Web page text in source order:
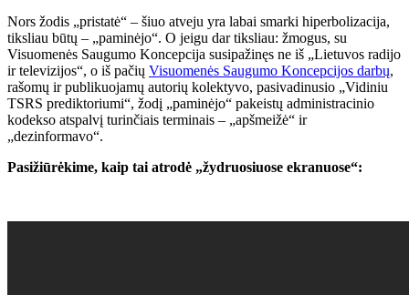
Nors žodis „pristatė“ – šiuo atveju yra labai smarki hiperbolizacija,
tiksliau būtų – „paminėjo“. O jeigu dar tiksliau: žmogus, su
Visuomenės Saugumo Koncepcija susipažinęs ne iš „Lietuvos radijo
ir televizijos“, o iš pačių Visuomenės Saugumo Koncepcijos darbų,
rašomų ir publikuojamų autorių kolektyvo, pasivadinusio „Vidiniu
TSRS prediktoriumi“, žodį „paminėjo“ pakeistų administracinio
kodekso atspalvį turinčiais terminais – „apšmeižė“ ir
„dezinformavo“.
Pasižiūrėkime, kaip tai atrodė „žydruosiuose ekranuose“: